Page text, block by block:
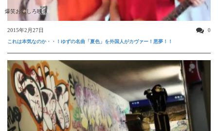
爆笑おもしろ映像
2015年2月27日 0
これは本気なのか・・！ゆずの名曲「夏色」を外国人がカヴァー！悪夢！！